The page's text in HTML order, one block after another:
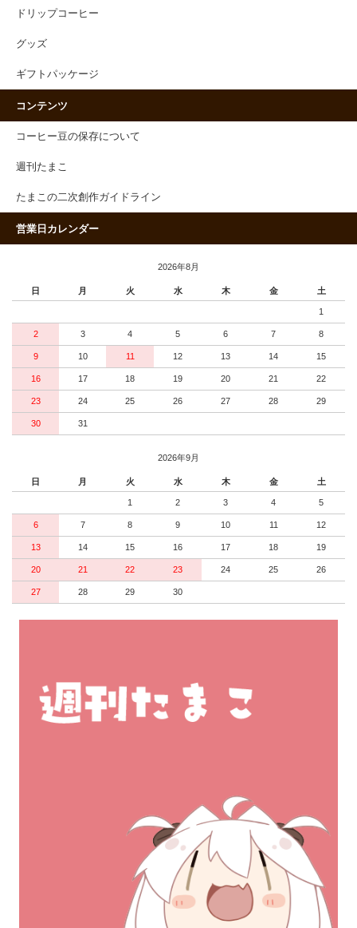
ドリップコーヒー
グッズ
ギフトパッケージ
コンテンツ
コーヒー豆の保存について
週刊たまこ
たまこの二次創作ガイドライン
営業日カレンダー
2026年8月
日 月 火 水 木 金 土
1
2 3 4 5 6 7 8
9 10 11 12 13 14 15
16 17 18 19 20 21 22
23 24 25 26 27 28 29
30 31
2026年9月
日 月 火 水 木 金 土
1 2 3 4 5
6 7 8 9 10 11 12
13 14 15 16 17 18 19
20 21 22 23 24 25 26
27 28 29 30